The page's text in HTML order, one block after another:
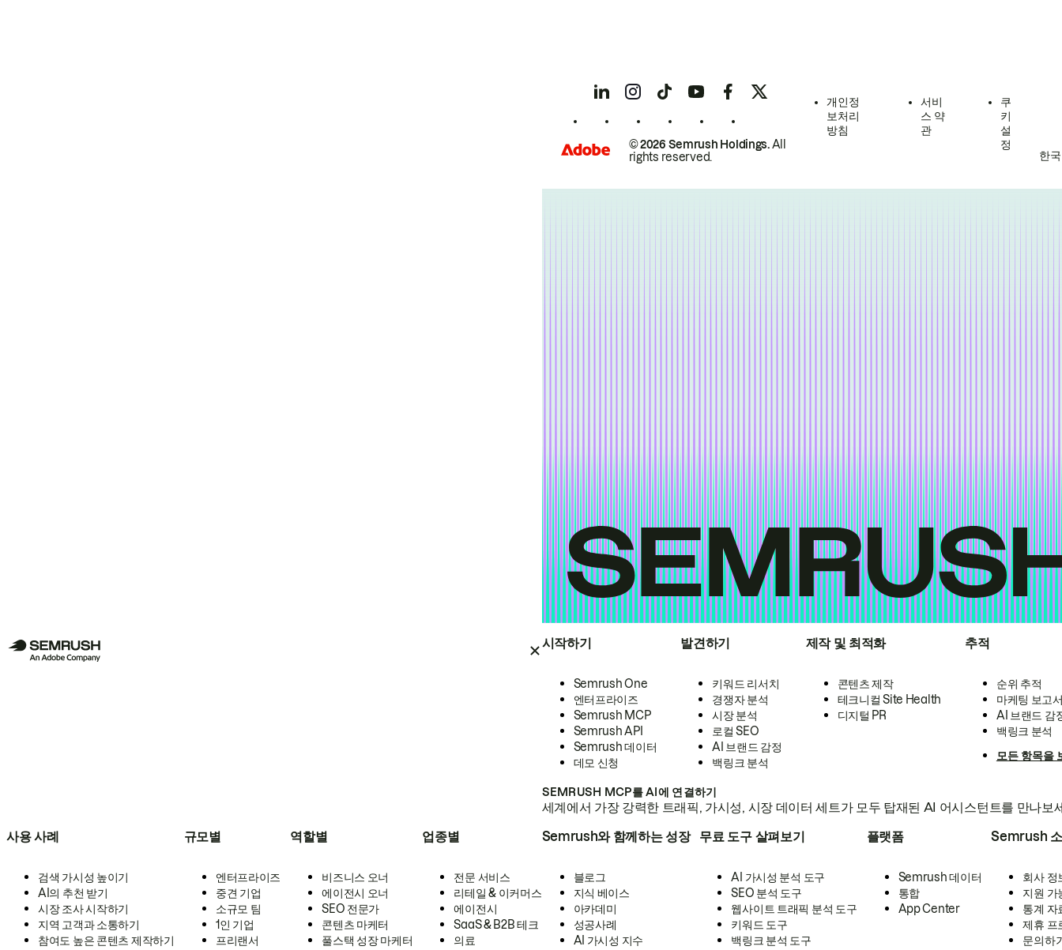
시작하기
Semrush One
엔터프라이즈
Semrush MCP
Semrush API
Semrush 데이터
데모 신청
발견하기
키워드 리서치
경쟁자 분석
시장 분석
로컬 SEO
AI 브랜드 감정
백링크 분석
제작 및 최적화
콘텐츠 제작
테크니컬 Site Health
디지털 PR
추적
순위 추적
마케팅 보고
AI 브랜드 감
백링크 분석
모든 항목을
SEMRUSH MCP를 AI에 연결하기
세계에서 가장 강력한 트래픽, 가시성, 시장 데이터 세트가 모두 탑재된 AI 어시스턴트를 만나보
사용 사례
검색 가시성 높이기
AI의 추천 받기
시장 조사 시작하기
지역 고객과 소통하기
참여도 높은 콘텐츠 제작하기
규모별
엔터프라이즈
중견 기업
소규모 팀
1인 기업
프리랜서
역할별
비즈니스 오너
에이전시 오너
SEO 전문가
콘텐츠 마케터
풀스택 성장 마케터
업종별
전문 서비스
리테일 & 이커머스
에이전시
SaaS & B2B 테크
의료
Semrush와 함께하는 성장
블로그
지식 베이스
아카데미
성공사례
AI 가시성 지수
무료 도구 살펴보기
AI 가시성 분석 도구
SEO 분석 도구
웹사이트 트래픽 분석 도구
키워드 도구
백링크 분석 도구
플랫폼
Semrush 데이터
통합
App Center
Semrush
회사 정
지원 가
통계 자
제휴 프
문의하
© 2026 Semrush Holdings.All
rights reserved.
개인정
보처리
방침
서비
스 약
관
쿠
키
설
정
한